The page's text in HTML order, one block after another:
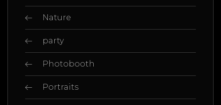
Nature
party
Photobooth
Portraits